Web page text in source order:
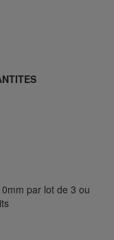
par lot de 3 ou